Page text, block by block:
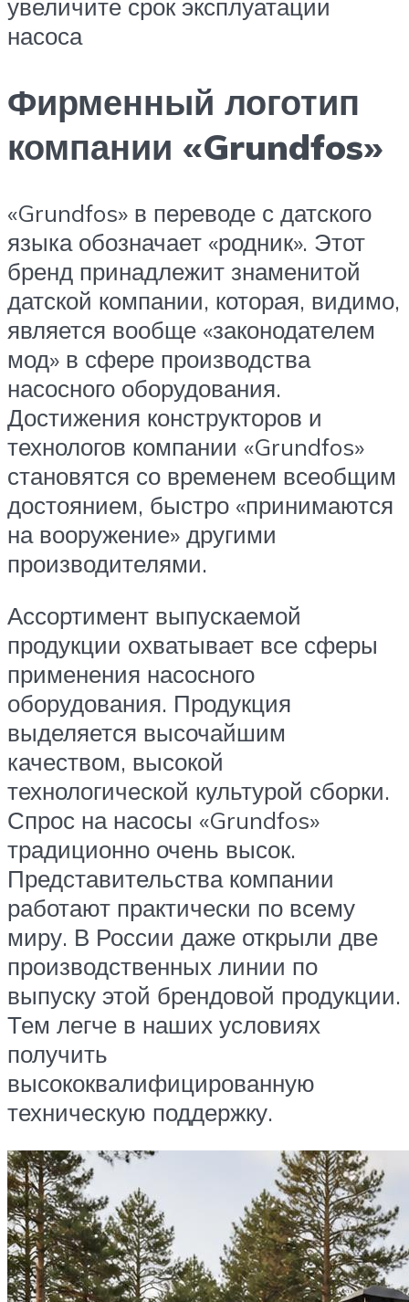
увеличите срок эксплуатации
насоса
Фирменный логотип
компании «Grundfos»
«Grundfos» в переводе с датского
языка обозначает «родник». Этот
бренд принадлежит знаменитой
датской компании, которая, видимо,
является вообще «законодателем
мод» в сфере производства
насосного оборудования.
Достижения конструкторов и
технологов компании «Grundfos»
становятся со временем всеобщим
достоянием, быстро «принимаются
на вооружение» другими
производителями.
Ассортимент выпускаемой
продукции охватывает все сферы
применения насосного
оборудования. Продукция
выделяется высочайшим
качеством, высокой
технологической культурой сборки.
Спрос на насосы «Grundfos»
традиционно очень высок.
Представительства компании
работают практически по всему
миру. В России даже открыли две
производственных линии по
выпуску этой брендовой продукции.
Тем легче в наших условиях
получить
высококвалифицированную
техническую поддержку.